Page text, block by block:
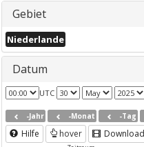
Gebiet
Niederlande
Datum
UTC
-Jahr -Monat -Tag
Hilfe hover